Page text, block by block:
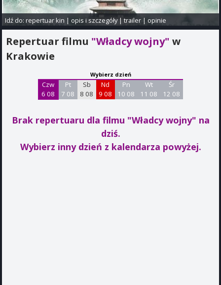
Idź do:repertuar kin |opis i szczegóły|trailer | opinie
Repertuar filmu "Władcy wojny" w
Krakowie
Wybierz dzień
Czw
6 08
Pt
7 08
Sb
8 08
Nd
9 08
Pn
10 08
Wt
11 08
Śr
12 08
Brak repertuaru dla filmu "Władcy wojny" na
dziś.
Wybierz inny dzień z kalendarza powyżej.